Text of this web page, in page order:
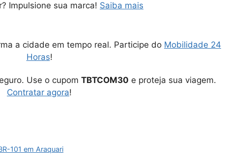
Impulsione sua marca! Saiba mais
a cidade em tempo real. Participe do Mobilidade 24
Horas!
Use o cupom TBTCOM30 e proteja sua viagem.
Contratar agora!
101 em Araquari